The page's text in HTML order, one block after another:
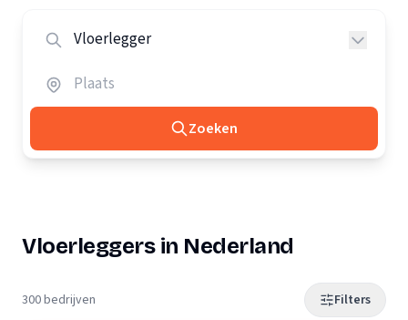
Zoeken
Vloerleggers in Nederland
300 bedrijven Filters